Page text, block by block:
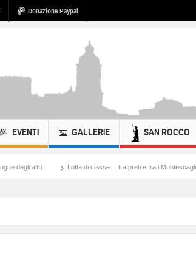
Donazione Paypal
EVENTI GALLERIE SAN ROCCO
Lotta di classe… tra preti e frati Montescaglioso